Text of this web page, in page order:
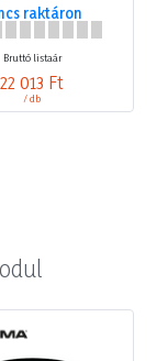
raktáron
Bruttó listaár
22 013 Ft
/ db